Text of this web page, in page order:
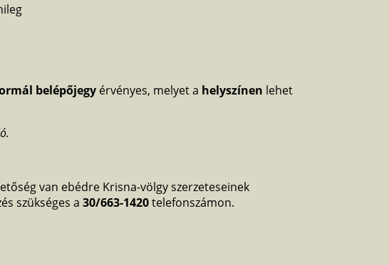
belépőjegy érvényes, melyet a helyszínen lehet
van ebédre Krisna-völgy szerzeteseinek
szükséges a30/663-1420telefonszámon.